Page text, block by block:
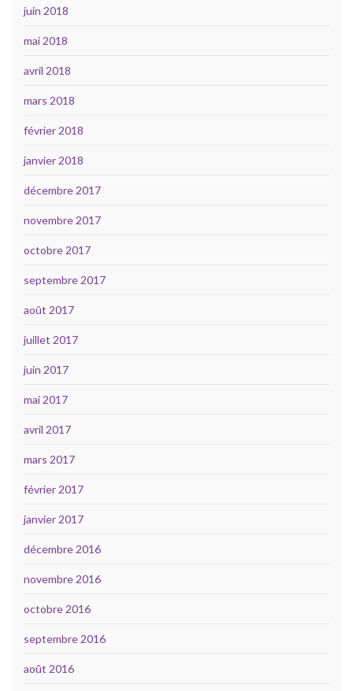
juin 2018
mai 2018
avril 2018
mars 2018
février 2018
janvier 2018
décembre 2017
novembre 2017
octobre 2017
septembre 2017
août 2017
juillet 2017
juin 2017
mai 2017
avril 2017
mars 2017
février 2017
janvier 2017
décembre 2016
novembre 2016
octobre 2016
septembre 2016
août 2016